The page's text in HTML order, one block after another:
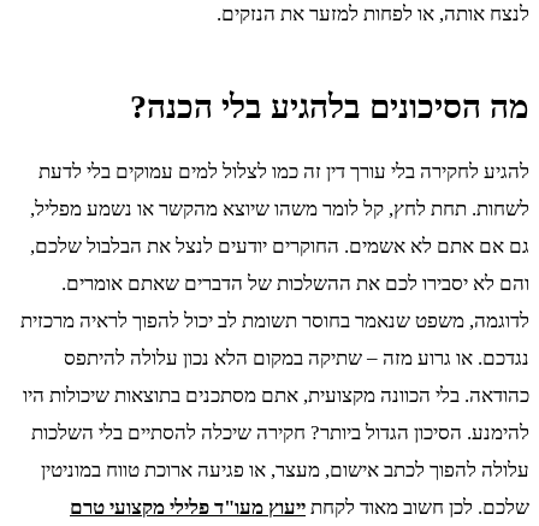
לנצח אותה, או לפחות למזער את הנזקים.
מה הסיכונים בלהגיע בלי הכנה?
להגיע לחקירה בלי עורך דין זה כמו לצלול למים עמוקים בלי לדעת
לשחות. תחת לחץ, קל לומר משהו שיוצא מהקשר או נשמע מפליל,
גם אם אתם לא אשמים. החוקרים יודעים לנצל את הבלבול שלכם,
והם לא יסבירו לכם את ההשלכות של הדברים שאתם אומרים.
לדוגמה, משפט שנאמר בחוסר תשומת לב יכול להפוך לראיה מרכזית
נגדכם. או גרוע מזה – שתיקה במקום הלא נכון עלולה להיתפס
כהודאה. בלי הכוונה מקצועית, אתם מסתכנים בתוצאות שיכולות היו
להימנע. הסיכון הגדול ביותר? חקירה שיכלה להסתיים בלי השלכות
עלולה להפוך לכתב אישום, מעצר, או פגיעה ארוכת טווח במוניטין
שלכם. לכן חשוב מאוד לקחת ייעוץ מעו"ד פלילי מקצועי טרם